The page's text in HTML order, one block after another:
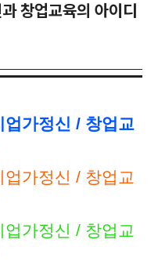
창업교육의 아이디
업가정신 / 창업교
업가정신 / 창업교
업가정신 / 창업교